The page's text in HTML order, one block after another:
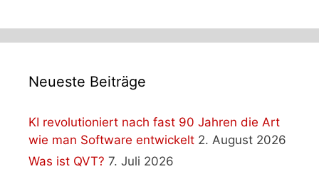
Neueste Beiträge
KI revolutioniert nach fast 90 Jahren die Art
wie man Software entwickelt 2. August 2026
Was ist QVT? 7. Juli 2026